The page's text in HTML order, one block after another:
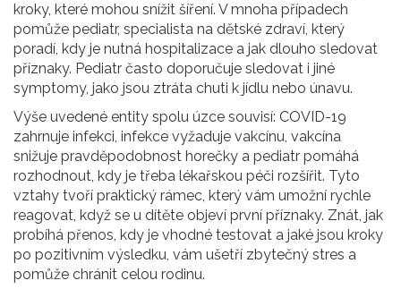
kroky, které mohou snížit šíření. V mnoha případech
pomůže pediatr, specialista na dětské zdraví, který
poradí, kdy je nutná hospitalizace a jak dlouho sledovat
příznaky. Pediatr často doporučuje sledovat i jiné
symptomy, jako jsou ztráta chuti k jídlu nebo únavu.
Výše uvedené entity spolu úzce souvisí: COVID-19
zahrnuje infekci, infekce vyžaduje vakcínu, vakcína
snižuje pravděpodobnost horečky a pediatr pomáhá
rozhodnout, kdy je třeba lékařskou péči rozšířit. Tyto
vztahy tvoří praktický rámec, který vám umožní rychle
reagovat, když se u dítěte objeví první příznaky. Znát, jak
probíhá přenos, kdy je vhodné testovat a jaké jsou kroky
po pozitivním výsledku, vám ušetří zbytečný stres a
pomůže chránit celou rodinu.